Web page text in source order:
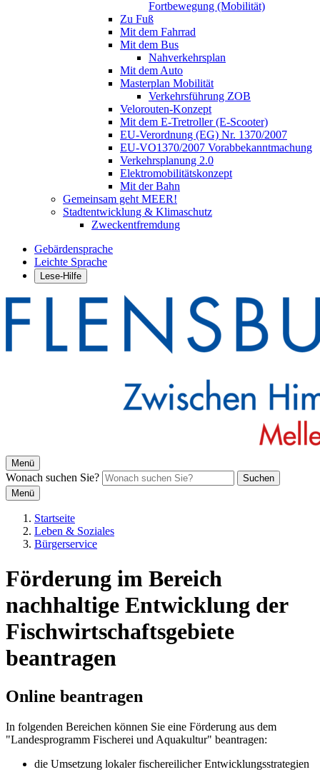
Fortbewegung (Mobilität)
Zu Fuß
Mit dem Fahrrad
Mit dem Bus
Nahverkehrsplan
Mit dem Auto
Masterplan Mobilität
Verkehrsführung ZOB
Velorouten-Konzept
Mit dem E-Tretroller (E-Scooter)
EU-Verordnung (EG) Nr. 1370/2007
EU-VO1370/2007 Vorabbekanntmachung
Verkehrsplanung 2.0
Elektromobilitätskonzept
Mit der Bahn
Gemeinsam geht MEER!
Stadtentwicklung & Klimaschutz
Zweckentfremdung
Gebärdensprache
Leichte Sprache
Lese-Hilfe
Menü
Wonach suchen Sie?
Suchen
Menü
Startseite
Leben & Soziales
Bürgerservice
Förderung im Bereich
nachhaltige Entwicklung der
Fischwirtschaftsgebiete
beantragen
Online beantragen
In folgenden Bereichen können Sie eine Förderung aus dem
"Landesprogramm Fischerei und Aquakultur" beantragen:
die Umsetzung lokaler fischereilicher Entwicklungsstrategien